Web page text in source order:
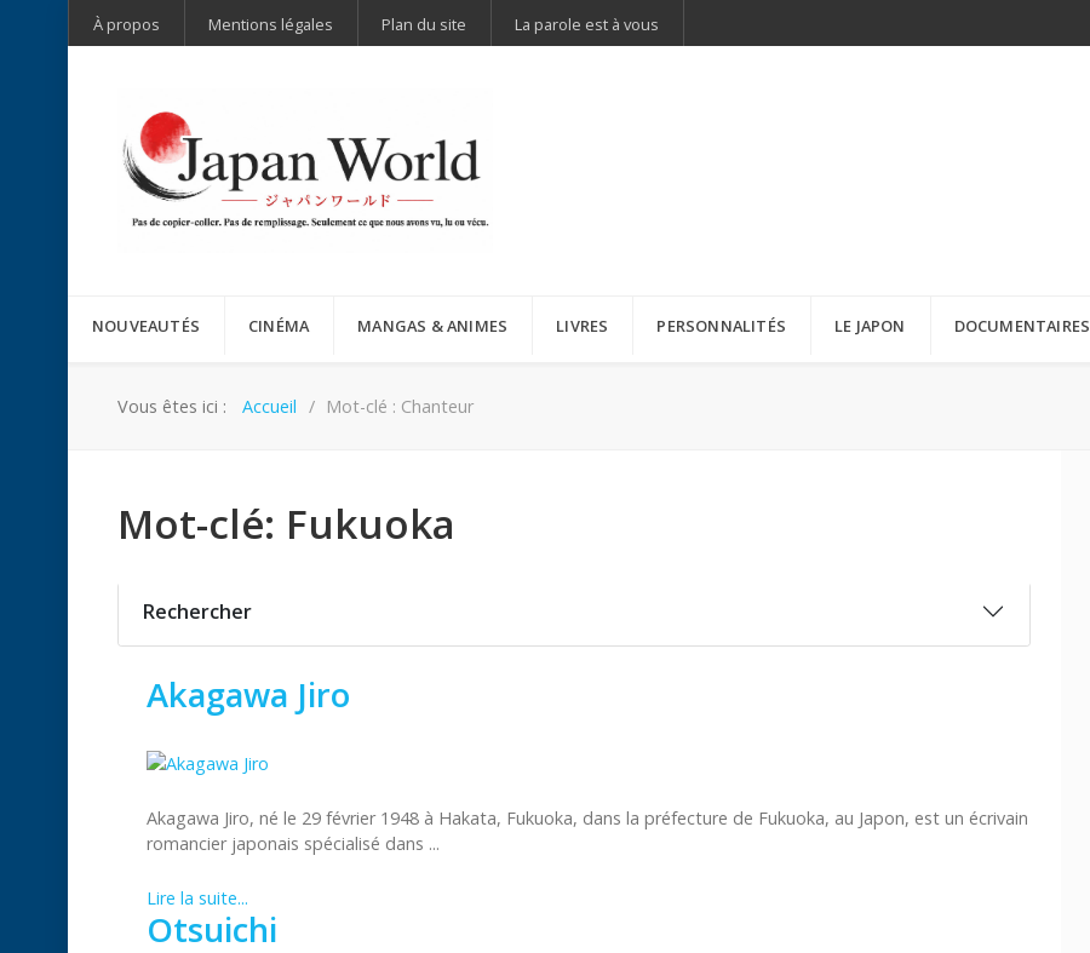
À propos Mentions légales Plan du site La parole est à vous
NOUVEAUTÉS CINÉMA MANGAS & ANIMES LIVRES PERSONNALITÉS LE JAPON DOCUMENTAIRES
Vous êtes ici : Accueil Mot-clé : Chanteur
Mot-clé: Fukuoka
Rechercher
Akagawa Jiro
Akagawa Jiro, né le 29 février 1948 à Hakata, Fukuoka, dans la préfecture de Fukuoka, au Japon, est un écrivain
romancier japonais spécialisé dans ...
Lire la suite...
Otsuichi